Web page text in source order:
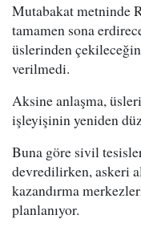
Mutabakat metninde
tamamen sona
üslerinden
verilmedi.
Aksine anlaşma,
işleyişinin yeniden
Buna göre sivil
devredilirken, askeri
kazandırma
planlanıyor.